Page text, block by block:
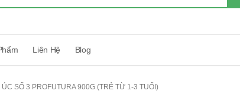
Liên Hệ Blog
ÚC SỐ 3 PROFUTURA 900G (TRẺ TỪ 1-3 TUỔI)